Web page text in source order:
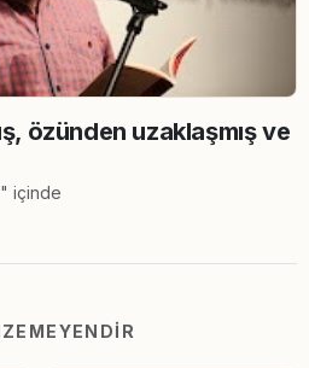
özünden uzaklaşmış ve
içinde